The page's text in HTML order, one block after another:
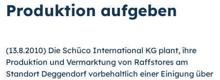
Produktion aufgeben
(13.8.2010) Die Schüco International KG plant, ihre
Produktion und Vermarktung von Raffstores am
Standort Deggendorf vorbehaltlich einer Einigung über